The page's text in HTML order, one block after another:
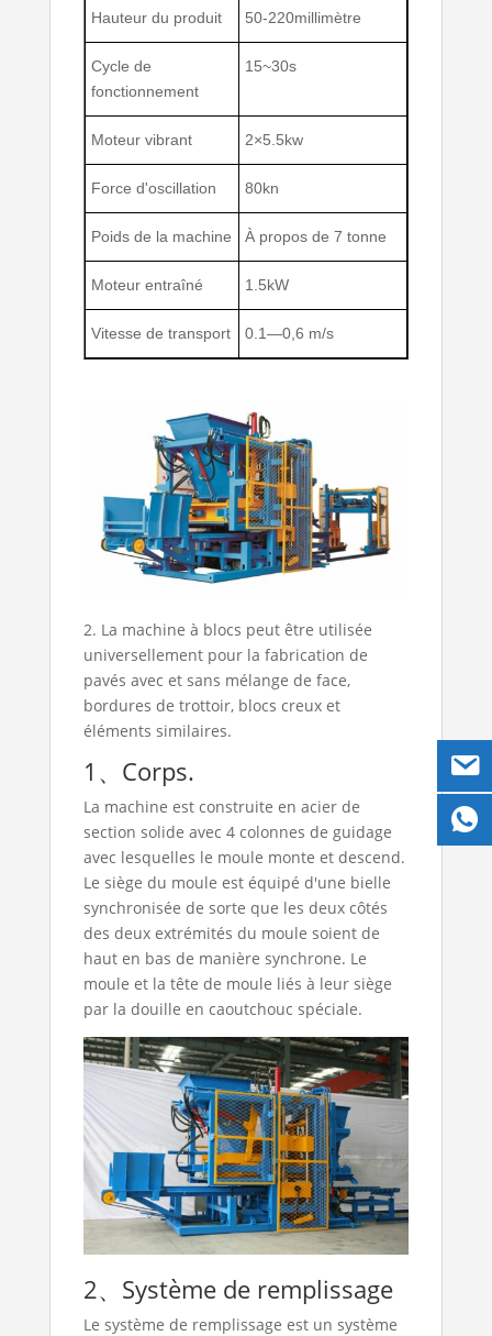
Hauteur du produit 50-220millimètre
Cycle de
fonctionnement
15~30s
Moteur vibrant 2×5.5kw
Force d'oscillation 80kn
Poids de la machine À propos de 7 tonne
Moteur entraîné 1.5kW
Vitesse de transport 0.1—0,6 m/s
2. La machine à blocs peut être utilisée
universellement pour la fabrication de
pavés avec et sans mélange de face,
bordures de trottoir, blocs creux et
éléments similaires.
1、Corps.
La machine est construite en acier de
section solide avec 4 colonnes de guidage
avec lesquelles le moule monte et descend.
Le siège du moule est équipé d'une bielle
synchronisée de sorte que les deux côtés
des deux extrémités du moule soient de
haut en bas de manière synchrone. Le
moule et la tête de moule liés à leur siège
par la douille en caoutchouc spéciale.
2、Système de remplissage
Le système de remplissage est un système